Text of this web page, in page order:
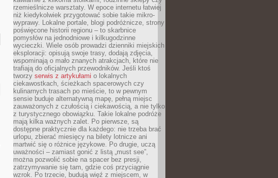
rzemieślnicze warsztaty. W epoce internetu łatwiej
niż kiedykolwiek przygotować sobie takie mikro-
wyprawy. Lokalne portale, blogi podróżnicze, strony
poświęcone historii regionu – to skarbnice
pomysłów na jednodniowe i kilkugodzinne
wycieczki. Wiele osób prowadzi dzienniki miejskich
eksploracji: opisują swoje trasy, dodają zdjęcia,
wspominają o mało znanych atrakcjach, które nie
trafiają do oficjalnych przewodników. Jeśli ktoś
tworzy serwis z artykułami o lokalnych
ciekawostkach, ścieżkach spacerowych czy
kulinarnych trasach po mieście, to w pewnym
sensie buduje alternatywną mapę, pełną miejsc
zauważonych z czułością i ciekawością, a nie tylko
z turystycznego obowiązku. Takie lokalne podróże
mają kilka ważnych zalet. Po pierwsze, są
dostępne praktycznie dla każdego: nie trzeba brać
urlopu, zbierać miesięcy na bilety lotnicze ani
martwić się o różnice językowe. Po drugie, uczą
uważności – zamiast gonić z listą „must see”,
można pozwolić sobie na spacer bez presji,
zatrzymywanie się tam, gdzie coś przyciągnie
wzrok. Po trzecie, budują więź z miejscem, w